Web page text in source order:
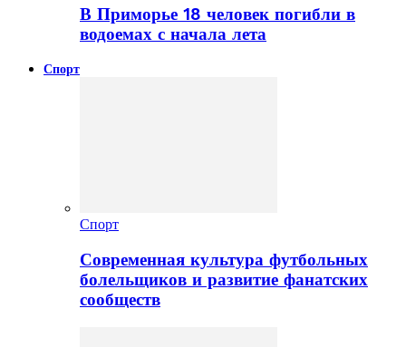
В Приморье 18 человек погибли в
водоемах с начала лета
Спорт
Спорт
Современная культура футбольных
болельщиков и развитие фанатских
сообществ